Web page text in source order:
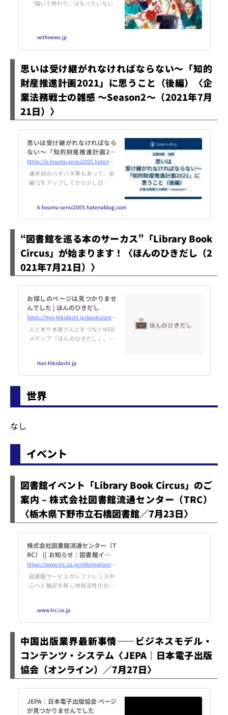
〝描いて終わり〟はもったいない
withnews.jp
思いは受け継がれなければならない～「知的
財産推進計画2021」に思うこと（後編）〈企
業法務戦士の雑感 ～Season2～（2021年7月
21日）〉
思いは受け継がれなければなら
ない～「知的財産推進計画202
1」に思うこと（後編） - 企業法
務戦士の雑感 ～Season2～
https://k-houmu-sensi2005.hatenablog.com/entry/2021/07/21/233000
連休前のバタバタ等もあって、前
編*1をアップしてから少し日が空
メントしておきたい。といって
も、ほとんどの項目が、いかにも
タマゴ”*3に留まっており、実に
論とあまり変わりない。もちろ
ん、以前からそういった提言項目
はあったのだが、それでも「知
k-houmu-sensi2005.hatenablog.com
“図書館を巡る本のサーカス”「Library Book
Circus」が始まります！〈ほんのひきだし（2
021年7月21日）〉
お探しのページは見つかりませ
んでした | ほんのひきだし
https://hon-hikidashi.jp/bookstore/134362/
人と本や本屋さんとをつなぐWEB
メディア「ほんのひきだし」。本
す。hon-hikidashi.jp
世界
なし
イベント
図書館イベント「Library Book Circus」のご
案内 – 株式会社図書館流通センター（TRC）
〈栃木県下野市立石橋図書館／7月23日〉
株式会社図書館流通センター（T
RC） || お知らせ：図書館イベン
ト「Library Book Circus」の
ご案内
https://www.trc.co.jp/information/210723_lbc.html
図書館サービスがレファレンス中
心へと軸足を移し地域活性化の主
受託運営まで、トータルで図書館
サービスをご提案します。
www.trc.co.jp
中国出版業界最新事情――ビジネスモデル・
コンテンツ・システム〈JEPA｜日本電子出版
協会（オンライン）／7月27日〉
JEPA｜日本電子出版協会 ページ
が見つかりませんでした